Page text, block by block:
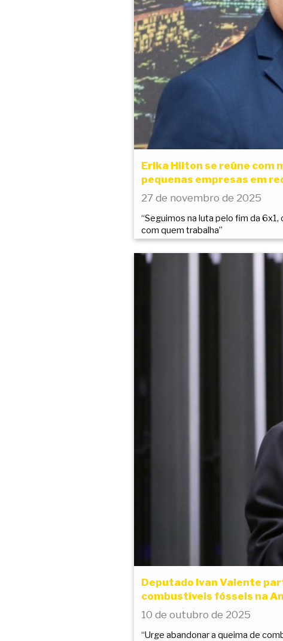
Erika Hilton se reúne com
pequenas empresas em
27 de novembro de 2025
“Seguimos na luta pelo fim da
com quem trabalha”
Deputado Ivan Valente
combustíveis fósseis na
10 de outubro de 2025
“Urge abandonar a queima de